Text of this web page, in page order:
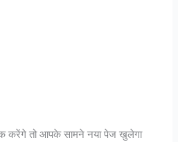
करेंगे तो आपके सामने नया पेज खुलेगा